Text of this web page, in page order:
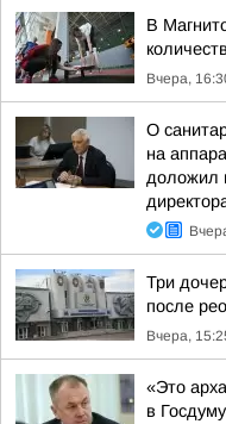
В
Вчера,
О
на
доложил
Три
после
Вчера,
«Это
в